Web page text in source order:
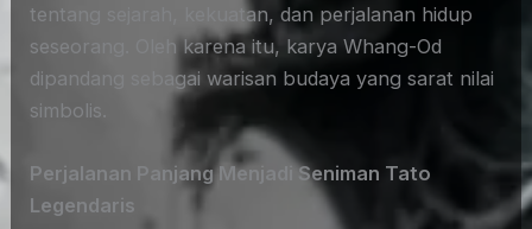
tentang sejarah, kekuatan, dan perjalanan hidup
seseorang. Oleh karena itu, karya Whang-Od
dipandang sebagai warisan budaya yang sarat nilai
simbolis.
Perjalanan Panjang Menjadi Seniman Tato
Legendaris